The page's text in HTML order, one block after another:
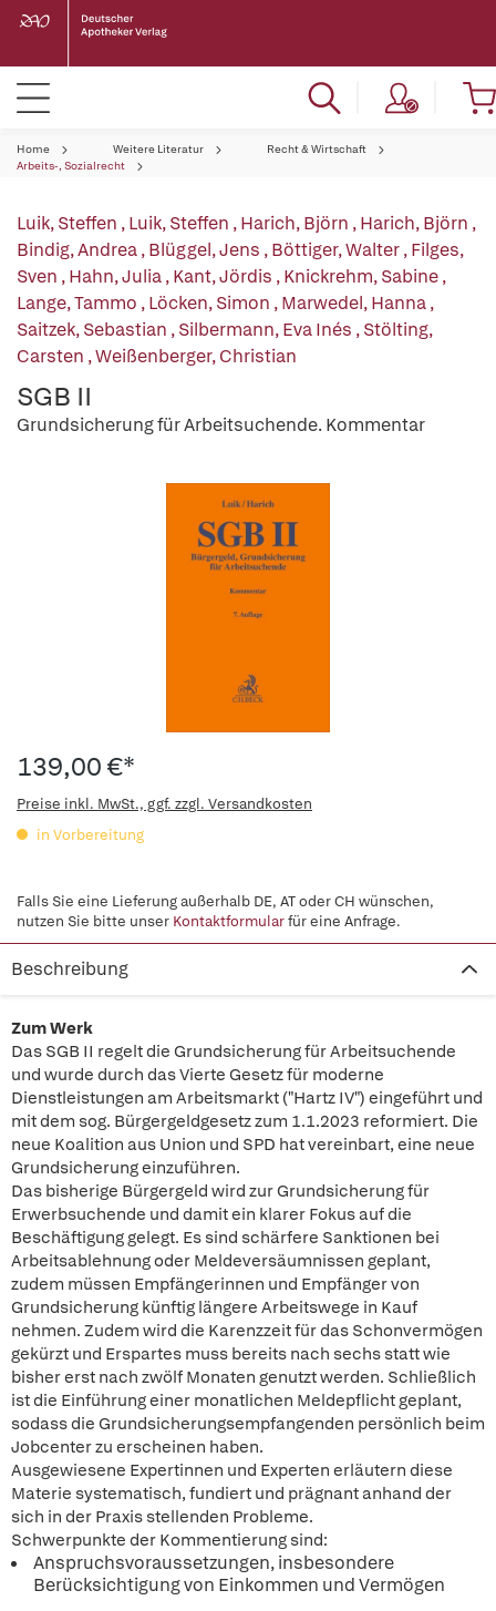
Home Weitere Literatur
Recht & Wirtschaft
Arbeits-, Sozialrecht
Luik, Steffen ,Luik, Steffen ,Harich, Björn ,Harich, Björn ,
Bindig, Andrea,Blüggel, Jens ,Böttiger, Walter,Filges,
Sven ,Hahn, Julia,Kant, Jördis ,Knickrehm, Sabine,
Lange, Tammo ,Löcken, Simon ,Marwedel, Hanna,
Saitzek, Sebastian ,Silbermann, Eva Inés ,Stölting,
Carsten ,Weißenberger, Christian
SGB II
Grundsicherung für Arbeitsuchende. Kommentar
139,00 €*
Preise inkl. MwSt., ggf. zzgl. Versandkosten
in Vorbereitung
Falls Sie eine Lieferung außerhalb DE, AT oder CH wünschen,
nutzen Sie bitte unser Kontaktformularfür eine Anfrage.
Beschreibung
Zum Werk
Das SGB II regelt die Grundsicherung für Arbeitsuchende
und wurde durch das Vierte Gesetz für moderne
Dienstleistungen am Arbeitsmarkt ("Hartz IV") eingeführt und
mit dem sog. Bürgergeldgesetz zum 1.1.2023 reformiert. Die
neue Koalition aus Union und SPD hat vereinbart, eine neue
Grundsicherung einzuführen.
Das bisherige Bürgergeld wird zur Grundsicherung für
Erwerbsuchende und damit ein klarer Fokus auf die
Beschäftigung gelegt. Es sind schärfere Sanktionen bei
Arbeitsablehnung oder Meldeversäumnissen geplant,
zudem müssen Empfängerinnen und Empfänger von
Grundsicherung künftig längere Arbeitswege in Kauf
nehmen. Zudem wird die Karenzzeit für das Schonvermögen
gekürzt und Erspartes muss bereits nach sechs statt wie
bisher erst nach zwölf Monaten genutzt werden. Schließlich
ist die Einführung einer monatlichen Meldepflicht geplant,
sodass die Grundsicherungsempfangenden persönlich beim
Jobcenter zu erscheinen haben.
Ausgewiesene Expertinnen und Experten erläutern diese
Materie systematisch, fundiert und prägnant anhand der
sich in der Praxis stellenden Probleme.
Schwerpunkte der Kommentierung sind:
Anspruchsvoraussetzungen, insbesondere
Berücksichtigung von Einkommen und Vermögen